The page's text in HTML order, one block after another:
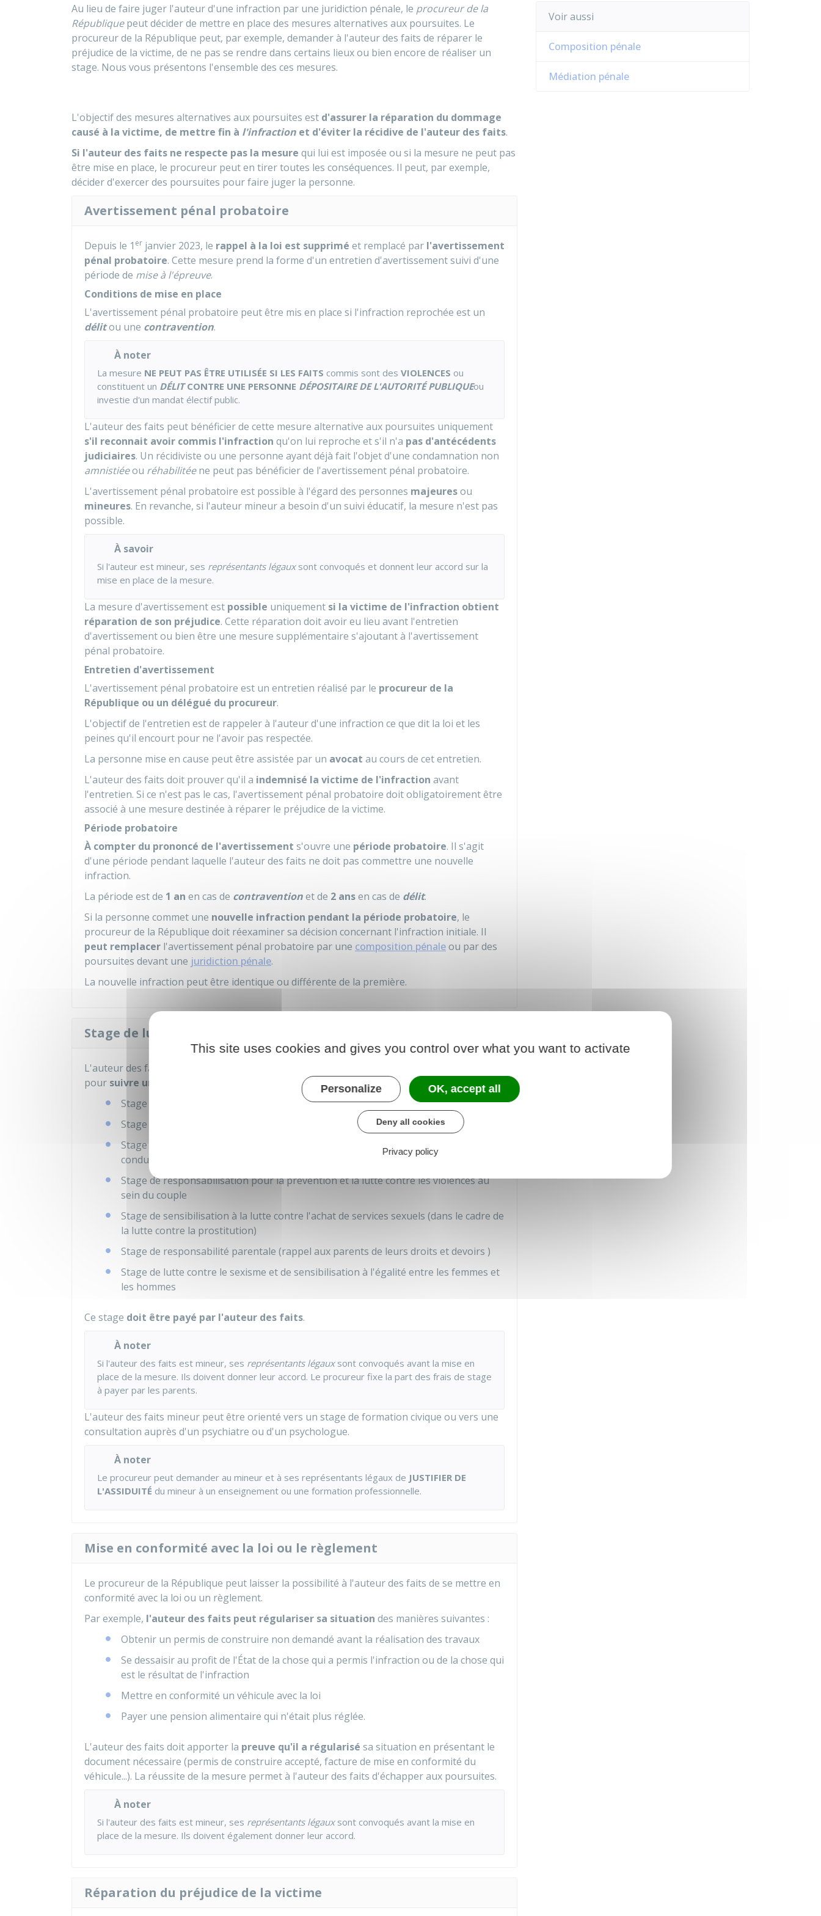
Au lieu de faire juger l'auteur d'une infraction par une juridiction pénale, le procureur de la
Républiquepeut décider de mettre en place des mesures alternatives aux poursuites. Le
procureur de la République peut, par exemple, demander à l'auteur des faits de réparer le
préjudice de la victime, de ne pas se rendre dans certains lieux ou bien encore de réaliser un
stage. Nous vous présentons l'ensemble des ces mesures.
L'objectif des mesures alternatives aux poursuites est d'assurer la réparation du dommage
causé à la victime, de mettre fin à l'infraction et d'éviter la récidive de l'auteur des faits.
Si l'auteur des faits ne respecte pas la mesure qui lui est imposée ou si la mesure ne peut pas
être mise en place, le procureur peut en tirer toutes les conséquences. Il peut, par exemple,
décider d'exercer des poursuites pour faire juger la personne.
Avertissement pénal probatoire
Depuis le 1 er janvier 2023, le rappel à la loi est supprimé et remplacé par l'avertissement
pénal probatoire. Cette mesure prend la forme d'un entretien d'avertissement suivi d'une
période de mise à l'épreuve.
Conditions de mise en place
L'avertissement pénal probatoire peut être mis en place si l'infraction reprochée est un
délitou une contravention.
À noter
La mesure NE PEUT PAS ÊTRE UTILISÉE SI LES FAITS commis sont des VIOLENCES ou
constituent un DÉLITCONTRE UNE PERSONNE DÉPOSITAIRE DE L'AUTORITÉ PUBLIQUEou
investie d'un mandat électif public.
L'auteur des faits peut bénéficier de cette mesure alternative aux poursuites uniquement
s'il reconnait avoir commis l'infraction qu'on lui reproche et s'il n'a pas d'antécédents
judiciaires. Un récidiviste ou une personne ayant déjà fait l'objet d'une condamnation non
amnistiéeou réhabilitéene peut pas bénéficier de l'avertissement pénal probatoire.
L'avertissement pénal probatoire est possible à l'égard des personnes majeuresou
mineures. En revanche, si l'auteur mineur a besoin d'un suivi éducatif, la mesure n'est pas
possible.
À savoir
Si l'auteur est mineur, ses représentants légauxsont convoqués et donnent leur accord sur la
mise en place de la mesure.
La mesure d'avertissement est possible uniquement si la victime de l'infraction obtient
réparation de son préjudice. Cette réparation doit avoir eu lieu avant l'entretien
d'avertissement ou bien être une mesure supplémentaire s'ajoutant à l'avertissement
pénal probatoire.
Entretien d'avertissement
L'avertissement pénal probatoire est un entretien réalisé par le procureur de la
République ou un délégué du procureur.
L'objectif de l'entretien est de rappeler à l'auteur d'une infraction ce que dit la loi et les
peines qu'il encourt pour ne l'avoir pas respectée.
La personne mise en cause peut être assistée par un avocat au cours de cet entretien.
L'auteur des faits doit prouver qu'il a indemnisé la victime de l'infraction avant
l'entretien. Si ce n'est pas le cas, l'avertissement pénal probatoire doit obligatoirement être
associé à une mesure destinée à réparer le préjudice de la victime.
Période probatoire
À compter du prononcé de l'avertissement s'ouvre une période probatoire. Il s'agit
d'une période pendant laquelle l'auteur des faits ne doit pas commettre une nouvelle
infraction.
La période est de 1 an en cas de contraventionet de 2 ansen cas de délit.
Si la personne commet une nouvelle infraction pendant la période probatoire, le
procureur de la République doit réexaminer sa décision concernant l'infraction initiale. Il
peut remplacer l'avertissement pénal probatoire par une composition pénaleou par des
poursuites devant une juridiction pénale.
La nouvelle infraction peut être identique ou différente de la première.
Stage de lutte, de sensibilisation ou de citoyenneté
L'auteur des faits peut être orienté vers une structure sanitaire, sociale ou professionnelle
pour suivre un des stages
Stage de citoyenneté (rappel des valeurs républicaines)
Stage de sensibilisation aux dangers de l'usage de produits stupéfiants
Stage de sensibilisation à la sécurité routière (en cas d'infraction à l'occasion de la
conduite d'un véhicule)
Stage de responsabilisation pour la prévention et la lutte contre les violences au
sein du couple
Stage de sensibilisation à la lutte contre l'achat de services sexuels (dans le cadre de
la lutte contre la prostitution)
Stage de responsabilité parentale (rappel aux parents de leurs droits et devoirs )
Stage de lutte contre le sexisme et de sensibilisation à l'égalité entre les femmes et
les hommes
Ce stage doit être payé par l'auteur des faits.
À noter
Si l'auteur des faits est mineur, ses représentants légauxsont convoqués avant la mise en
place de la mesure. Ils doivent donner leur accord. Le procureur fixe la part des frais de stage
à payer par les parents.
L'auteur des faits mineur peut être orienté vers un stage de formation civique ou vers une
consultation auprès d'un psychiatre ou d'un psychologue.
À noter
Le procureur peut demander au mineur et à ses représentants légaux de JUSTIFIER DE
L'ASSIDUITÉ du mineur à un enseignement ou une formation professionnelle.
Mise en conformité avec la loi ou le règlement
Le procureur de la République peut laisser la possibilité à l'auteur des faits de se mettre en
conformité avec la loi ou un règlement.
Par exemple, l'auteur des faits peut régulariser sa situation des manières suivantes :
Obtenir un permis de construire non demandé avant la réalisation des travaux
Se dessaisir au profit de l'État de la chose qui a permis l'infraction ou de la chose qui
est le résultat de l'infraction
Mettre en conformité un véhicule avec la loi
Payer une pension alimentaire qui n'était plus réglée.
L'auteur des faits doit apporter la preuve qu'il a régularisé sa situation en présentant le
document nécessaire (permis de construire accepté, facture de mise en conformité du
véhicule...). La réussite de la mesure permet à l'auteur des faits d'échapper aux poursuites.
À noter
Si l'auteur des faits est mineur, ses représentants légauxsont convoqués avant la mise en
place de la mesure. Ils doivent également donner leur accord.
Réparation du préjudice de la victime
Voir aussi
Composition pénale
Médiation pénale
This site uses cookies and gives you control over what you want to activate
Personalize OK, accept all
Deny all cookies
Privacy policy